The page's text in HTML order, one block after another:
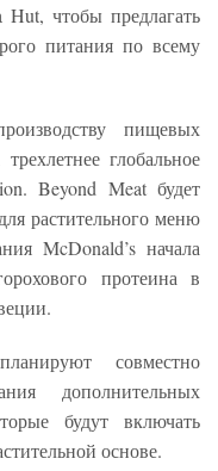
чтобы предлагать
питания по всему
пищевых
глобальное
Beyond Meat будет
растительного меню
McDonald’s начала
протеина в
совместно
дополнительных
будут включать
основе.